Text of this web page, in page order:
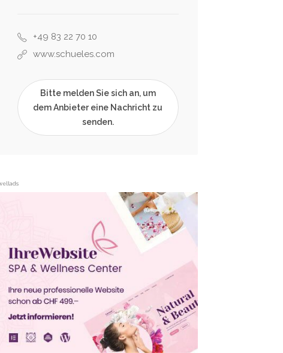
+49 83 22 70 10
www.schueles.com
Bitte melden Sie sich an, um
dem Anbieter eine Nachricht zu
senden.